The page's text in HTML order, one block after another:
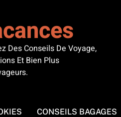
Des Conseils De Voyage,
Et Bien Plus
CONSEILS BAGAGES